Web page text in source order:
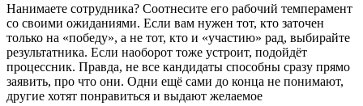
Нанимаете сотрудника? Соотнесите его рабочий темперамент
со своими ожиданиями. Если вам нужен тот, кто заточен
только на «победу», а не тот, кто и «участию» рад, выбирайте
результатника. Если наоборот тоже устроит, подойдёт
процессник. Правда, не все кандидаты способны сразу прямо
заявить, про что они. Одни ещё сами до конца не понимают,
другие хотят понравиться и выдают желаемое